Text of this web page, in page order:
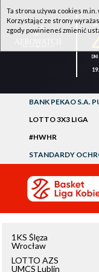
BANK PEKAO S.A.
LOTTO 3X3 LIGA
#HWHR
STANDARDY
1KS Ślęza
Wrocław
LOTTO AZS
UMCS Lublin
Ta strona używa cookies
Korzystając ze strony
zgody powinieneś zmienić